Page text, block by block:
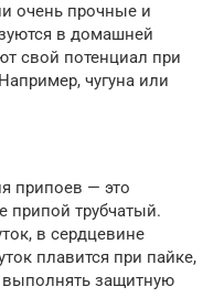
очень прочные и
в домашней
свой потенциал при
чугуна или
припоев — это
припой трубчатый.
в сердцевине
плавится при пайке,
защитную